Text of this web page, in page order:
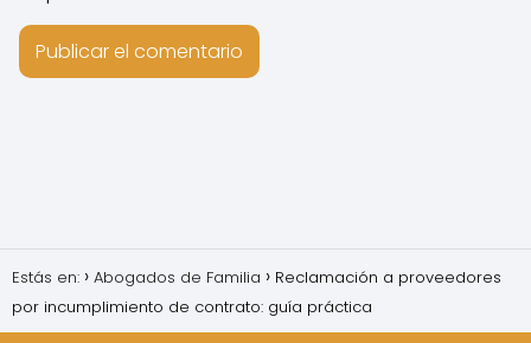
Estás en: Abogados de Familia
Reclamación a proveedores
por incumplimiento de contrato: guía práctica